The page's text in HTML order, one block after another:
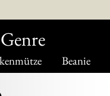
Beanie